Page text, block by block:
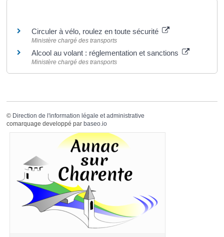
Circuler à vélo, roulez en toute sécurité
Ministère chargé des transports
Alcool au volant : réglementation et sanctions
Ministère chargé des transports
© Direction de l'information légale et administrative
comarquage developpé par baseo.io